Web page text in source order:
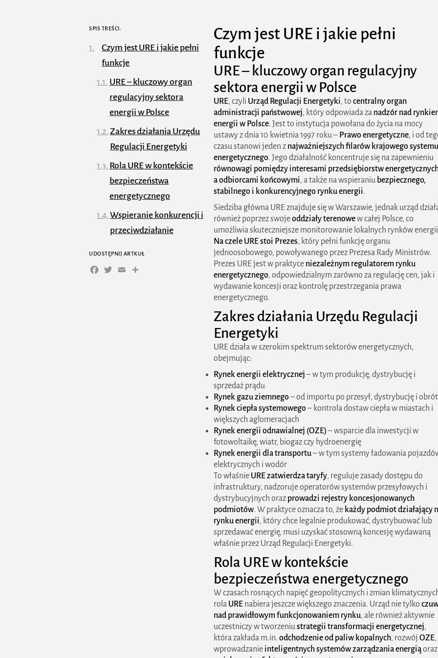
Czym jest URE i jakie pełni
funkcje
URE – kluczowy organ regulacyjny
sektora energii w Polsce
URE, czyli Urząd Regulacji Energetyki, to centralny organ
administracji państwowej, który odpowiada za nadzór nad
energii w Polsce. Jest to instytucja powołana do życia na mocy
ustawy z dnia 10 kwietnia 1997 roku – Prawo energetyczne, i od
czasu stanowi jeden z najważniejszych filarów krajowego systemu
energetycznego. Jego działalność koncentruje się na zapewnieniu
równowagi pomiędzy interesami przedsiębiorstw
a odbiorcami końcowymi, a także na wspieraniu bezpiecznego,
stabilnego i konkurencyjnego rynku energii.
Siedziba główna URE znajduje się w Warszawie, jednak urząd
również poprzez swojeoddziały terenowew całej Polsce, co
umożliwia skuteczniejsze monitorowanie lokalnych rynków
Na czele URE stoi Prezes, który pełni funkcję organu
jednoosobowego, powoływanego przez Prezesa Rady Ministrów.
Prezes URE jest w praktyce niezależnym regulatorem rynku
energetycznego, odpowiedzialnym zarówno za regulację cen, jak i
wydawanie koncesji oraz kontrolę przestrzegania prawa
energetycznego.
Zakres działania Urzędu Regulacji
Energetyki
URE działa w szerokim spektrum sektorów energetycznych,
obejmując:
Rynek energii elektrycznej– w tym produkcję, dystrybucję i
sprzedaż prądu
Rynek gazu ziemnego– od importu po przesył, dystrybucję i obrót
Rynek ciepła systemowego– kontrola dostaw ciepła w miastach i
większych aglomeracjach
Rynek energii odnawialnej (OZE)– wsparcie dla inwestycji w
fotowoltaikę, wiatr, biogaz czy hydroenergię
Rynek energii dla transportu– w tym systemy ładowania
elektrycznych i wodór
To właśnie URE zatwierdza taryfy, reguluje zasady dostępu do
infrastruktury, nadzoruje operatorów systemów przesyłowych i
dystrybucyjnych oraz prowadzi rejestry koncesjonowanych
podmiotów. W praktyce oznacza to, że każdy podmiot działający
rynku energii, który chce legalnie produkować, dystrybuować lub
sprzedawać energię, musi uzyskać stosowną koncesję wydawaną
właśnie przez Urząd Regulacji Energetyki.
Rola URE w kontekście
bezpieczeństwa energetycznego
W czasach rosnących napięć geopolitycznych i zmian
rola URE nabiera jeszcze większego znaczenia. Urząd nie tylko
nad prawidłowym funkcjonowaniem rynku, ale również aktywnie
uczestniczy w tworzeniustrategii transformacji energetycznej,
która zakłada m.in. odchodzenie od paliw kopalnych, rozwój OZE,
wprowadzanie inteligentnych systemów zarządzania energiąoraz
SPIS TREŚCI:
Czym jest URE i jakie pełni
funkcje
URE – kluczowy organ
regulacyjny sektora
energii w Polsce
Zakres działania Urzędu
Regulacji Energetyki
Rola URE w kontekście
bezpieczeństwa
energetycznego
Wspieranie konkurencji i
przeciwdziałanie
Znaczenie URE w
UDOSTĘPNIJ ARTKUŁ
Facebook
Twitter
EmailShare